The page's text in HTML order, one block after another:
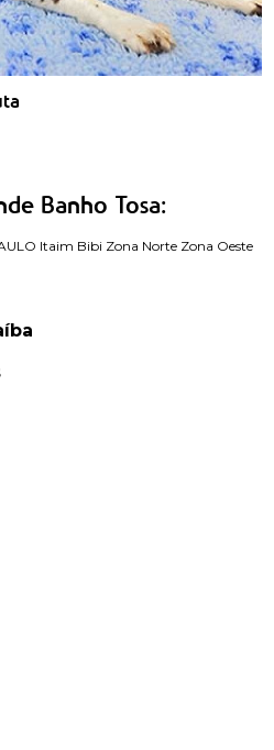
Banho Tosa:
Itaim Bibi Zona Norte Zona Oeste